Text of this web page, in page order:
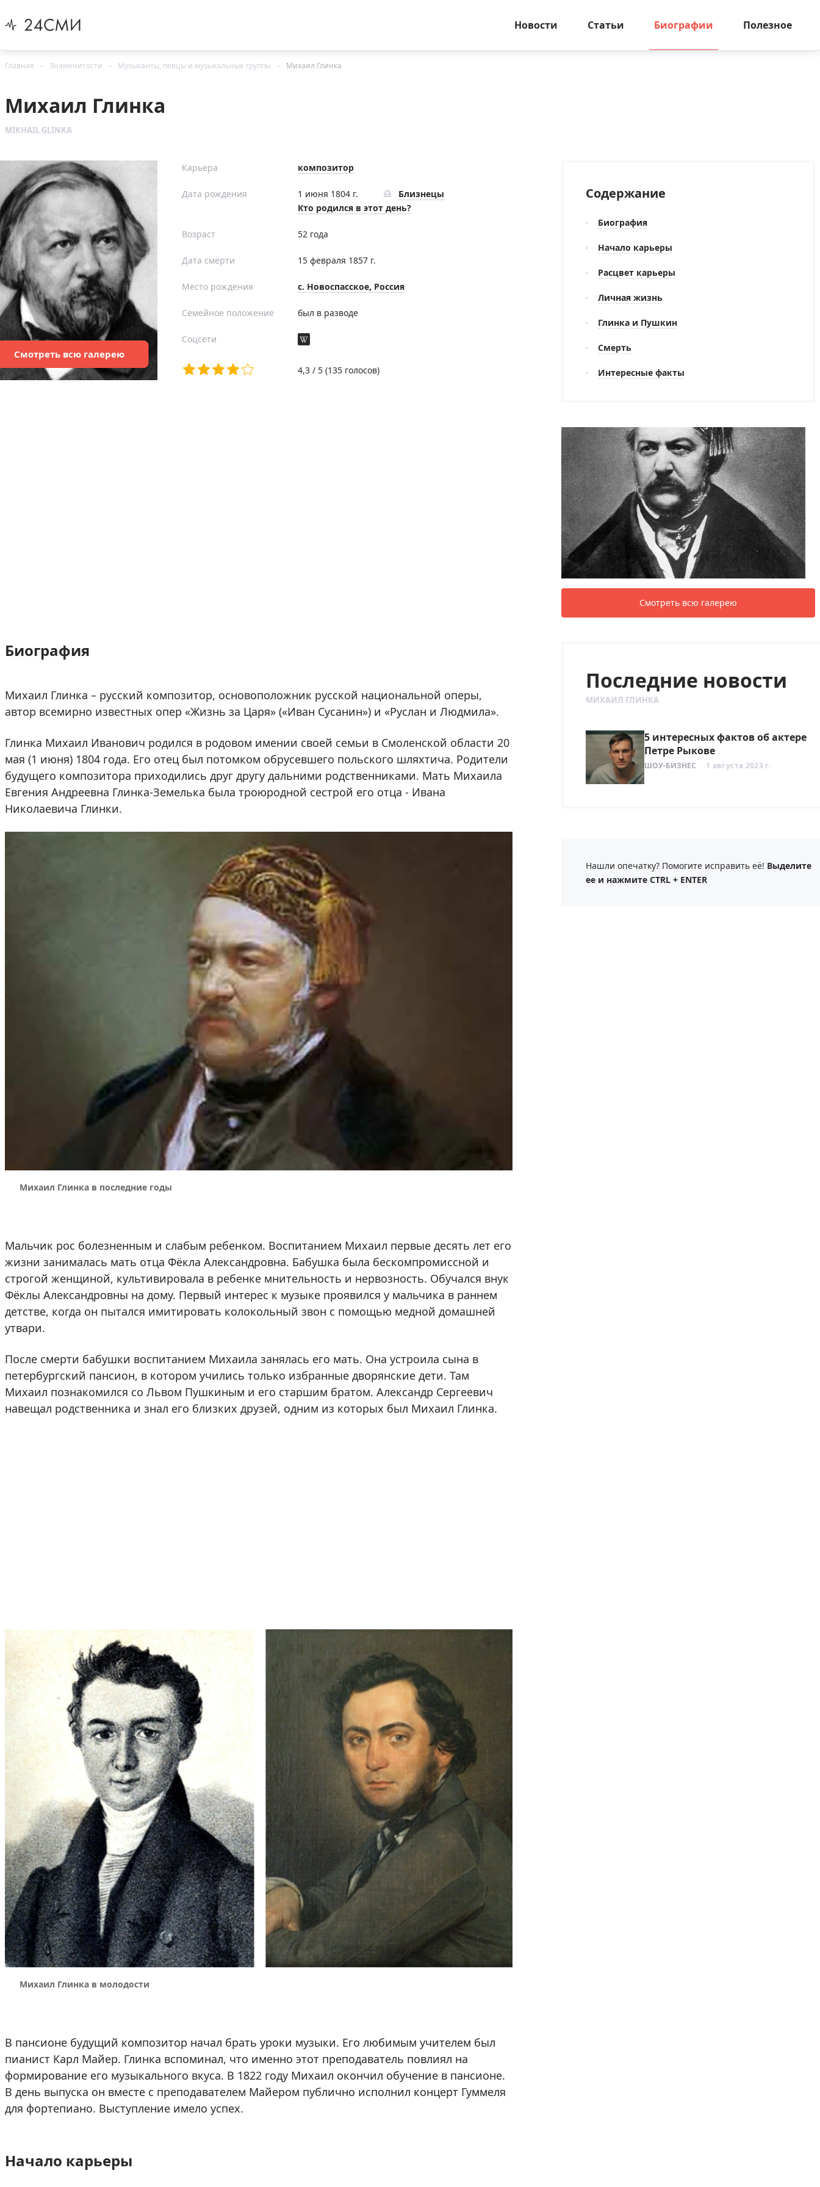
Новости Статьи Биографии Полезное
Главная Знаменитости Музыканты, певцы и музыкальные группы Михаил Глинка
Михаил Глинка
MIKHAIL GLINKA
Смотреть всюгалерею
Карьера композитор
Дата рождения 1 июня 1804 г.
Близнецы
Кто родился в этот день?
Возраст 52 года
Дата смерти 15 февраля 1857 г.
Место рождения с. Новоспасское, Россия
Семейное положение был в разводе
Соцсети
4,3 / 5 (135 голосов)
Биография
Михаил Глинка – русский композитор, основоположник русской национальной оперы,
автор всемирно известных опер «Жизнь за Царя» («Иван Сусанин») и «Руслан и Людмила».
Глинка Михаил Иванович родился в родовом имении своей семьи в Смоленской области 20
мая (1 июня) 1804 года. Его отец был потомком обрусевшего польского шляхтича. Родители
будущего композитора приходились друг другу дальними родственниками. Мать Михаила
Евгения Андреевна Глинка-Земелька была троюродной сестрой его отца - Ивана
Николаевича Глинки.
Михаил Глинка в последние годы
Мальчик рос болезненным и слабым ребенком. Воспитанием Михаил первые десять лет его
жизни занималась мать отца Фёкла Александровна. Бабушка была бескомпромиссной и
строгой женщиной, культивировала в ребенке мнительность и нервозность. Обучался внук
Фёклы Александровны на дому. Первый интерес к музыке проявился у мальчика в раннем
детстве, когда он пытался имитировать колокольный звон с помощью медной домашней
утвари.
После смерти бабушки воспитанием Михаила занялась его мать. Она устроила сына в
петербургский пансион, в котором учились только избранные дворянские дети. Там
Михаил познакомился со Львом Пушкиным и его старшим братом. Александр Сергеевич
навещал родственника и знал его близких друзей, одним из которых был Михаил Глинка.
Михаил Глинка в молодости
В пансионе будущий композитор начал брать уроки музыки. Его любимым учителем был
пианист Карл Майер. Глинка вспоминал, что именно этот преподаватель повлиял на
формирование его музыкального вкуса. В 1822 году Михаил окончил обучение в пансионе.
В день выпуска он вместе с преподавателем Майером публично исполнил концерт Гуммеля
для фортепиано. Выступление имело успех.
Начало карьеры
Содержание
Биография
Начало карьеры
Расцвет карьеры
Личная жизнь
Глинка и Пушкин
Смерть
Интересные факты
Смотреть всю галерею
Последние новости
МИХАИЛ ГЛИНКА
5 интересных фактов об актере
Петре Рыкове
ШОУ-БИЗНЕС 1 августа 2023 г.
Нашли опечатку? Помогите исправить её! Выделите
ее и нажмите CTRL + ENTER